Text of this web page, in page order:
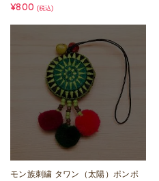
¥800 (税込)
モン族刺繍 タワン（太陽）ポンポ